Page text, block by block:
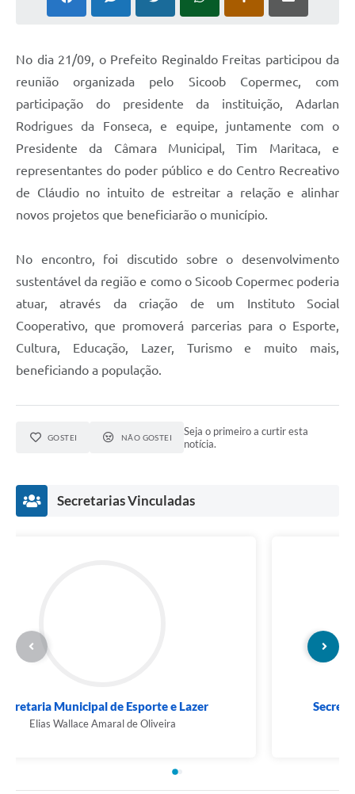
No dia 21/09, o Prefeito Reginaldo Freitas participou da
reunião organizada pelo Sicoob Copermec, com
participação do presidente da instituição, Adarlan
Rodrigues da Fonseca, e equipe, juntamente com o
Presidente da Câmara Municipal, Tim Maritaca, e
representantes do poder público e do Centro Recreativo
de Cláudio no intuito de estreitar a relação e alinhar
novos projetos que beneficiarão o município.
No encontro, foi discutido sobre o desenvolvimento
sustentável da região e como o Sicoob Copermec poderia
atuar, através da criação de um Instituto Social
Cooperativo, que promoverá parcerias para o Esporte,
Cultura, Educação, Lazer, Turismo e muito mais,
beneficiando a população.
GOSTEI NÃO GOSTEI
Seja o primeiro a curtir esta
notícia.
Secretarias Vinculadas
Secretaria Municipal de Esporte e Lazer
Elias Wallace Amaral de Oliveira